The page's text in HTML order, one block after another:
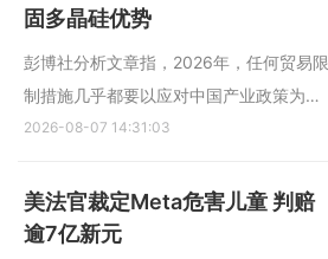
冲入海中，随后随海流漂至江华岛沿海。
固多晶硅优势
彭博社分析文章指，2026年，任何贸易限
制措施几乎都要以应对中国产业政策为理
由。然而，若说有什么办法能进一步巩固
续奉行这种保护主义。 美国星期四（8月6
日）宣布，对半导体和太阳能电池板核心
2026-08-07 14:31:03
美法官裁定Meta危害儿童 判赔
逾7亿新元